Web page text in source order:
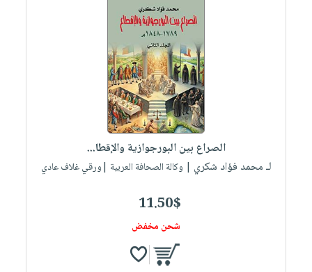
الصراع بين البورجوازية والإقطا...
لـ محمد فؤاد شكري | وكالة الصحافة العربية |ورقي غلاف عادي
11.50$
شحن مخفض